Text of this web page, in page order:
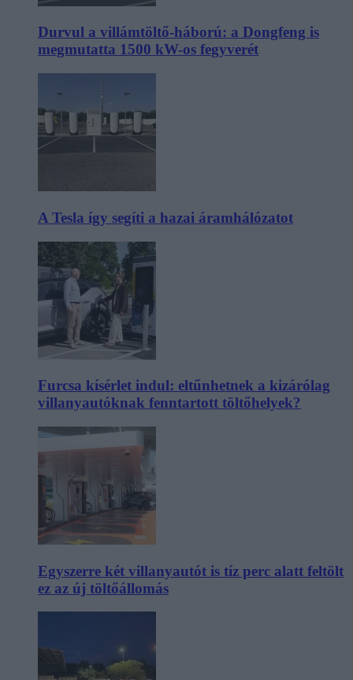
Durvul a villámtöltő-háború: a Dongfeng is
megmutatta 1500 kW-os fegyverét
A Tesla így segíti a hazai áramhálózatot
Furcsa kísérlet indul: eltűnhetnek a kizárólag
villanyautóknak fenntartott töltőhelyek?
Egyszerre két villanyautót is tíz perc alatt feltölt
ez az új töltőállomás